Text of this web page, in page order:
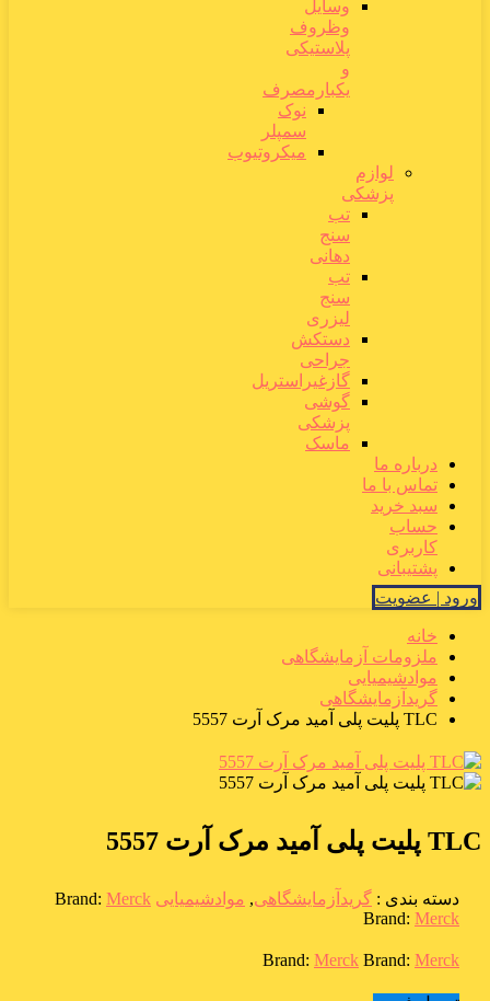
وسایل
وظروف
پلاستیکی
و
یکبارمصرف
نوک
سمپلر
میکروتیوب
لوازم
پزشکی
تب
سنج
دهانی
تب
سنج
لیزری
دستکش
جراحی
گازغیراستریل
گوشی
پزشکی
ماسک
درباره ما
تماس با ما
سبد خرید
حساب
کاربری
پشتیبانی
ورود | عضویت
خانه
ملزومات آزمایشگاهی
موادشیمیایی
گریدآزمایشگاهی
TLC پلیت پلی آمید مرک آرت 5557
TLC پلیت پلی آمید مرک آرت 5557
دسته بندی : گریدآزمایشگاهی, موادشیمیایی Brand: Merck
Brand: Merck
Brand: Merck Brand: Merck